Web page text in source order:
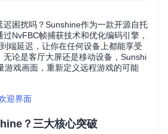
迟困扰吗？Sunshine作为一款开源自托
NvFBC帧捕获技术和优化编码引擎，
端延迟，让你在任何设备上都能享受
无论是客厅大屏还是移动设备，Sunshi
游戏画面，重新定义远程游戏的可能
？三大核心突破